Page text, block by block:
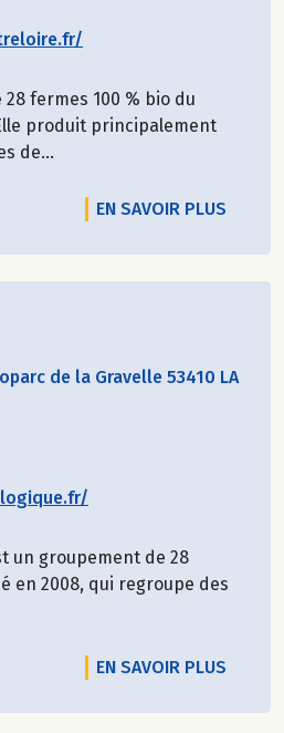
fermes 100 % bio du
produit principalement
de...
EN SAVOIR PLUS
de la Gravelle 53410 LA
un groupement de 28
en 2008, qui regroupe des
EN SAVOIR PLUS